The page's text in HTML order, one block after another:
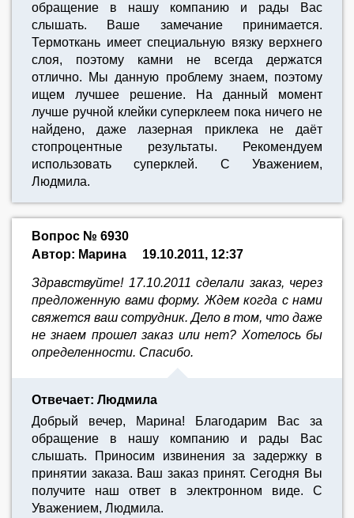
обращение в нашу компанию и рады Вас
слышать. Ваше замечание принимается.
Термоткань имеет специальную вязку верхнего
слоя, поэтому камни не всегда держатся
отлично. Мы данную проблему знаем, поэтому
ищем лучшее решение. На данный момент
лучше ручной клейки суперклеем пока ничего не
найдено, даже лазерная приклека не даёт
стопроцентные результаты. Рекомендуем
использовать суперклей. С Уважением,
Людмила.
Вопрос № 6930
Автор: Марина
19.10.2011, 12:37
Здравствуйте! 17.10.2011 сделали заказ, через
предложенную вами форму. Ждем когда с нами
свяжется ваш сотрудник. Дело в том, что даже
не знаем прошел заказ или нет? Хотелось бы
определенности. Спасибо.
Отвечает: Людмила
Добрый вечер, Марина! Благодарим Вас за
обращение в нашу компанию и рады Вас
слышать. Приносим извинения за задержку в
принятии заказа. Ваш заказ принят. Сегодня Вы
получите наш ответ в электронном виде. С
Уважением, Людмила.